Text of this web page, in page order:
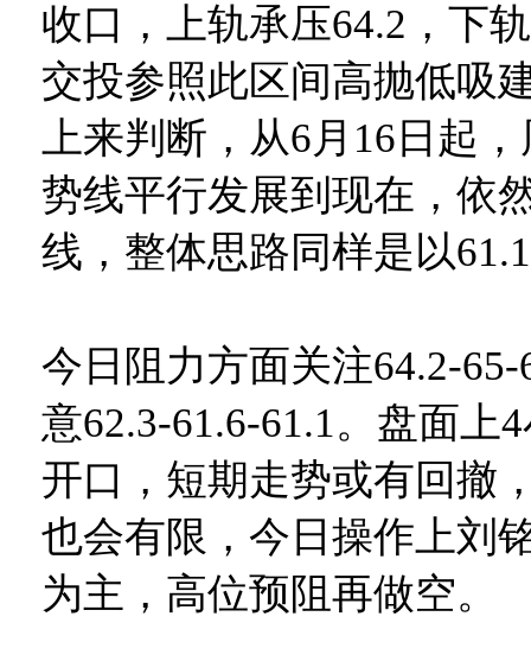
收口，上轨承压64.2，下
交投参照此区间高抛低吸
上来判断，从6月16日起
势线平行发展到现在，依
线，整体思路同样是以
今日阻力方面关注64.2-
意62.3-61.6-61.1。盘面上
开口，短期走势或有回撤
也会有限，今日操作上刘
为主，高位预阻再做空。